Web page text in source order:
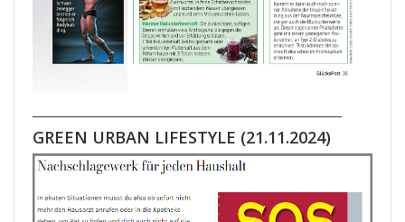
GREEN URBAN LIFESTYLE (21.11.2024)